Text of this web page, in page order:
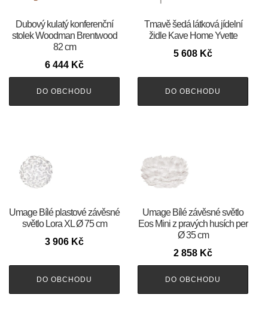
Dubový kulatý konferenční
stolek Woodman Brentwood
82 cm
6 444 Kč
DO OBCHODU
Tmavě šedá látková jídelní
židle Kave Home Yvette
5 608 Kč
DO OBCHODU
Umage Bílé plastové závěsné
světlo Lora XL Ø 75 cm
3 906 Kč
DO OBCHODU
Umage Bílé závěsné světlo
Eos Mini z pravých husích per
Ø 35 cm
2 858 Kč
DO OBCHODU